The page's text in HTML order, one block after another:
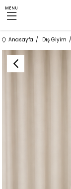
MENU
Anasayfa Dış Giyim